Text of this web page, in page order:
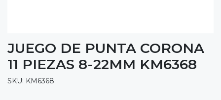
JUEGO DE PUNTA CORONA
11 PIEZAS 8-22MM KM6368
SKU: KM6368